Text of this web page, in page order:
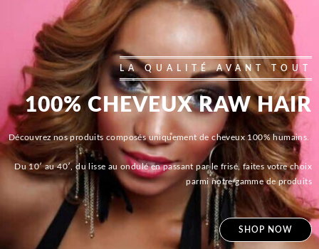
LA QUALITÉ AVANT TOUT
100% CHEVEUX RAW HAIR
Découvrez nos produits composés uniquement de cheveux 100% humains.
Du 10′ au 40′, du lisse au ondulé en passant par le frisé, faites votre choix
parmi notre gamme de produits
SHOP NOW